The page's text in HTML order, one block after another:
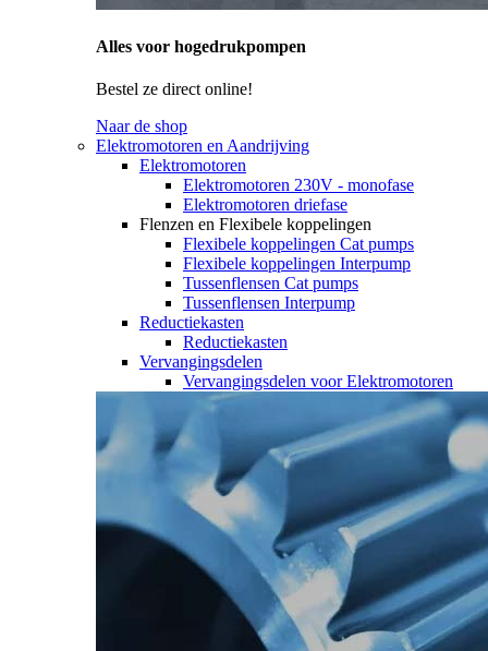
Alles voor hogedrukpompen
Bestel ze direct online!
Naar de shop
Elektromotoren en Aandrijving
Elektromotoren
Elektromotoren 230V - monofase
Elektromotoren driefase
Flenzen en Flexibele koppelingen
Flexibele koppelingen Cat pumps
Flexibele koppelingen Interpump
Tussenflensen Cat pumps
Tussenflensen Interpump
Reductiekasten
Reductiekasten
Vervangingsdelen
Vervangingsdelen voor Elektromotoren